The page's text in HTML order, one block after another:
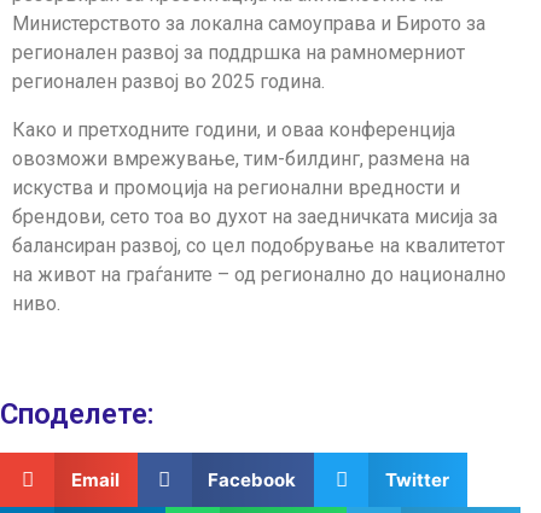
Министерството за локална самоуправа и Бирото за
регионален развој за поддршка на рамномерниот
регионален развој во 2025 година.
Како и претходните години, и оваа конференција
овозможи вмрежување, тим-билдинг, размена на
искуства и промоција на регионални вредности и
брендови, сето тоа во духот на заедничката мисија за
балансиран развој, со цел подобрување на квалитетот
на живот на граѓаните – од регионално до национално
ниво.
Споделeте:
Email Facebook Twitter